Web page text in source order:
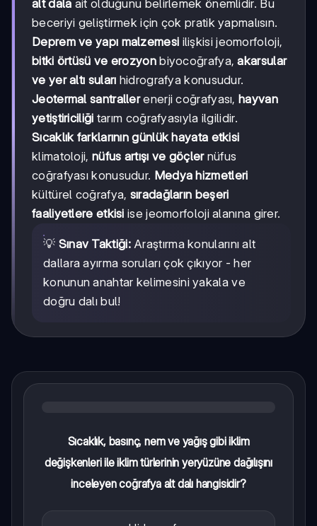
alt dala ait olduğunu belirlemek önemlidir. Bu
beceriyi geliştirmek için çok pratik yapmalısın.
Deprem ve yapı malzemesi ilişkisi jeomorfoloji,
bitki örtüsü ve erozyonbiyocoğrafya,akarsular
ve yer altı suları hidrografya konusudur.
Jeotermal santrallerenerji coğrafyası, hayvan
yetiştiriciliği tarım coğrafyasıyla ilgilidir.
Sıcaklık farklarının günlük hayata etkisi
klimatoloji, nüfus artışı ve göçlernüfus
coğrafyası konusudur. Medya hizmetleri
kültürel coğrafya, sıradağların beşeri
faaliyetlere etkisi ise jeomorfoloji alanına girer.
💡 Sınav Taktiği:Araştırma konularını alt
dallara ayırma soruları çok çıkıyor - her
konunun anahtar kelimesini yakala ve
doğru dalı bul!
Sıcaklık, basınç, nem ve yağış gibi iklim
değişkenleri ile iklim türlerinin yeryüzüne dağılışını
inceleyen coğrafya alt dalı hangisidir?